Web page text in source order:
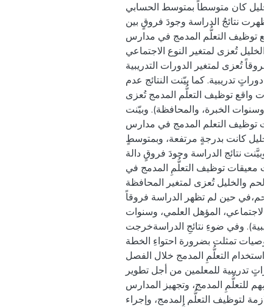
كان متوسطاً بمتوسط الحسابي
كما أظهرت نتائجُ الدراسة وجودَ فروقٍ بين
توظيف التعلُّم المدمج في مدارس
تُعزى لمتغير النوع الاجتماعي
تُعزى لمتغير الدورات التدريبية
تدريبية. كما بيّنت النتائج عدم
واقع توظيف التعلُّم المدمج تُعزى
وسنوات الخبرة، والمحافظة). وبيّنت
توظيف التعلم المدمج في مدارس
كانت بدرجةٍ مرتفعة، وبمتوسطٍ
بلغ (4.02)، وبيَّنت نتائج الدراسة وجودَ فروقٍ دالة
معيقات توظيف التعلُّمِ المدمج في
والخليل تُعزى لمتغير المحافظة
حين لم تظهر الدراسة فروقاً
الاجتماعي، المؤهل العلمي، وسنوات
وفي ضوءِ نتائجِ الدراسةخرجت
تمثلت بضرورة احتواءِ الخطة
استخدام التعلُّمِ المدمج خلال الفصل
تدريبية للمعلمين من أجل تطوير
للتعلُّمِ المدمج، وتجهيز المدارس
لتوظيف التعلُّم المدمج، وإجراء